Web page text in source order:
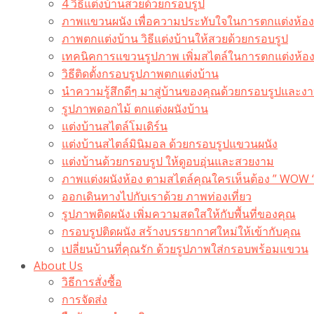
4 วิธีแต่งบ้านสวยด้วยกรอบรูป
ภาพแขวนผนัง เพื่อความประทับใจในการตกแต่งห้อง
ภาพตกแต่งบ้าน วิธีแต่งบ้านให้สวยด้วยกรอบรูป
เทคนิคการแขวนรูปภาพ เพิ่มสไตล์ในการตกแต่งห้อง
วิธีติดตั้งกรอบรูปภาพตกแต่งบ้าน
นำความรู้สึกดีๆ มาสู่บ้านของคุณด้วยกรอบรูปและง
รูปภาพดอกไม้ ตกแต่งผนังบ้าน
แต่งบ้านสไตล์โมเดิร์น
แต่งบ้านสไตล์มินิมอล ด้วยกรอบรูปแขวนผนัง
แต่งบ้านด้วยกรอบรูป ให้ดูอบอุ่นและสวยงาม
ภาพแต่งผนังห้อง ตามสไตล์คุณใครเห็นต้อง ” WOW
ออกเดินทางไปกับเราด้วย ภาพท่องเที่ยว
รูปภาพติดผนัง เพิ่มความสดใสให้กับพื้นที่ของคุณ
กรอบรูปติดผนัง สร้างบรรยากาศใหม่ให้เข้ากับคุณ
เปลี่ยนบ้านที่คุณรัก ด้วยรูปภาพใส่กรอบพร้อมแขวน​
About Us
วิธีการสั่งซื้อ
การจัดส่ง